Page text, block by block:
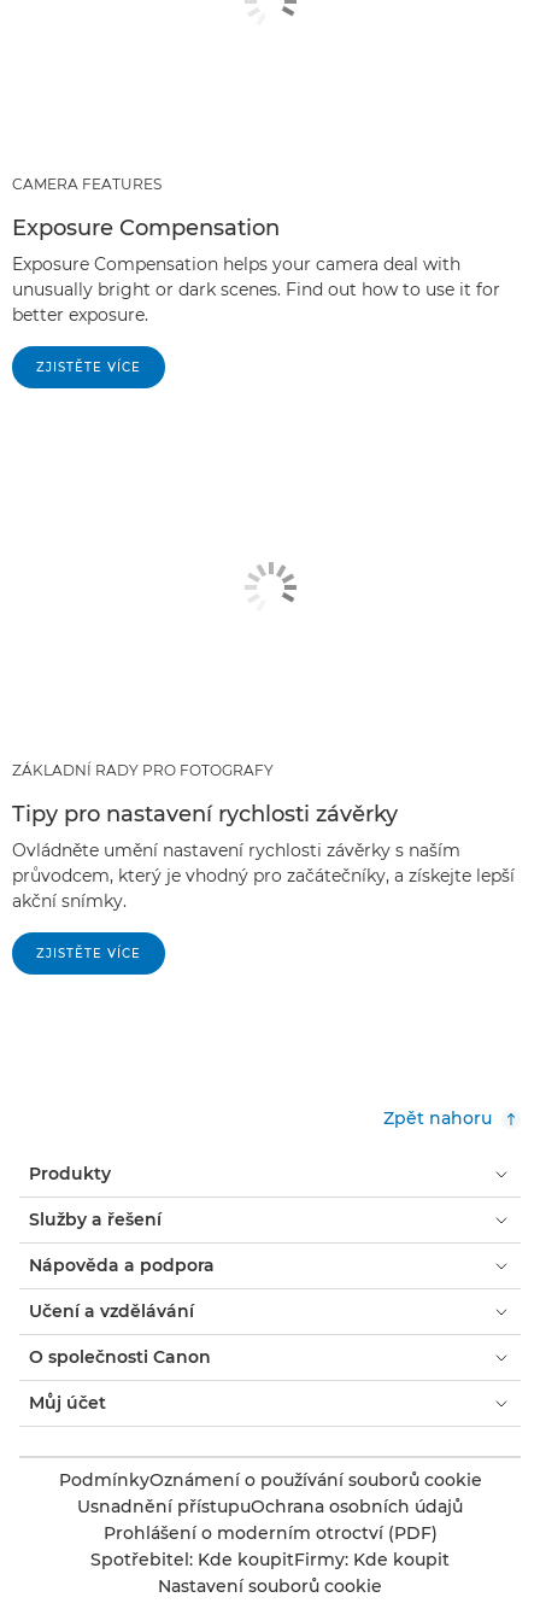
CAMERA FEATURES
Exposure Compensation
Exposure Compensation helps your camera deal with
unusually bright or dark scenes. Find out how to use it for
better exposure.
ZJISTĚTE VÍCE
ZÁKLADNÍ RADY PRO FOTOGRAFY
Tipy pro nastavení rychlosti závěrky
Ovládněte umění nastavení rychlosti závěrky s naším
průvodcem, který je vhodný pro začátečníky, a získejte lepší
akční snímky.
ZJISTĚTE VÍCE
Zpět nahoru
Produkty
Služby a řešení
Nápověda a podpora
Učení a vzdělávání
O společnosti Canon
Můj účet
PodmínkyOznámení o používání souborů cookie
Usnadnění přístupuOchrana osobních údajů
Prohlášení o moderním otroctví (PDF)
Spotřebitel: Kde koupitFirmy: Kde koupit
Nastavení souborů cookie